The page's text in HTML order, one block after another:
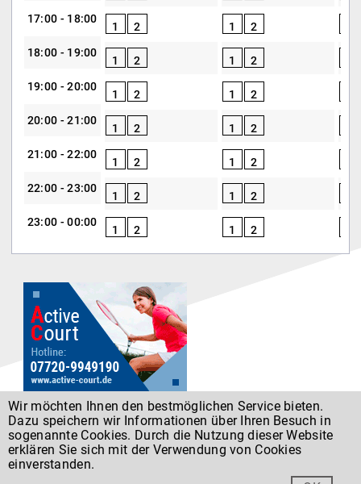
17:00 - 18:00
18:00 - 19:00
19:00 - 20:00
20:00 - 21:00
21:00 - 22:00
22:00 - 23:00
23:00 - 00:00
1 2 1 2
1 2 1 2
1 2 1 2
1 2 1 2
1 2 1 2
1 2 1 2
1 2 1 2
Datenschutz
Wir möchten Ihnen den bestmöglichen Service bieten.
Dazu speichern wir Informationen über Ihren Besuch in
sogenannte Cookies. Durch die Nutzung dieser Website
erklären Sie sich mit der Verwendung von Cookies
einverstanden.